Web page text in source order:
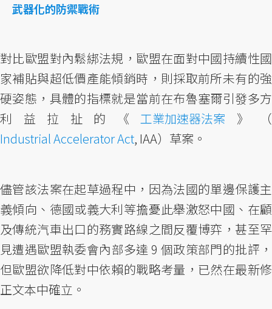
武器化的防禦戰術
對比歐盟對內鬆綁法規，歐盟在面對中國持續性國
家補貼與超低價產能傾銷時，則採取前所未有的強
硬姿態，具體的指標就是當前在布魯塞爾引發多方
利益拉扯的《 工業加速器法案 》（
Industrial Accelerator Act, IAA）草案。
儘管該法案在起草過程中，因為法國的單邊保護主
義傾向、德國或義大利等擔憂此舉激怒中國、在顧
及傳統汽車出口的務實路線之間反覆博弈，甚至罕
見遭遇歐盟執委會內部多達 9 個政策部門的批評，
但歐盟欲降低對中依賴的戰略考量，已然在最新修
正文本中確立。